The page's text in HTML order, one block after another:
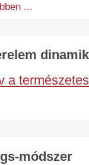
...
a
módszer